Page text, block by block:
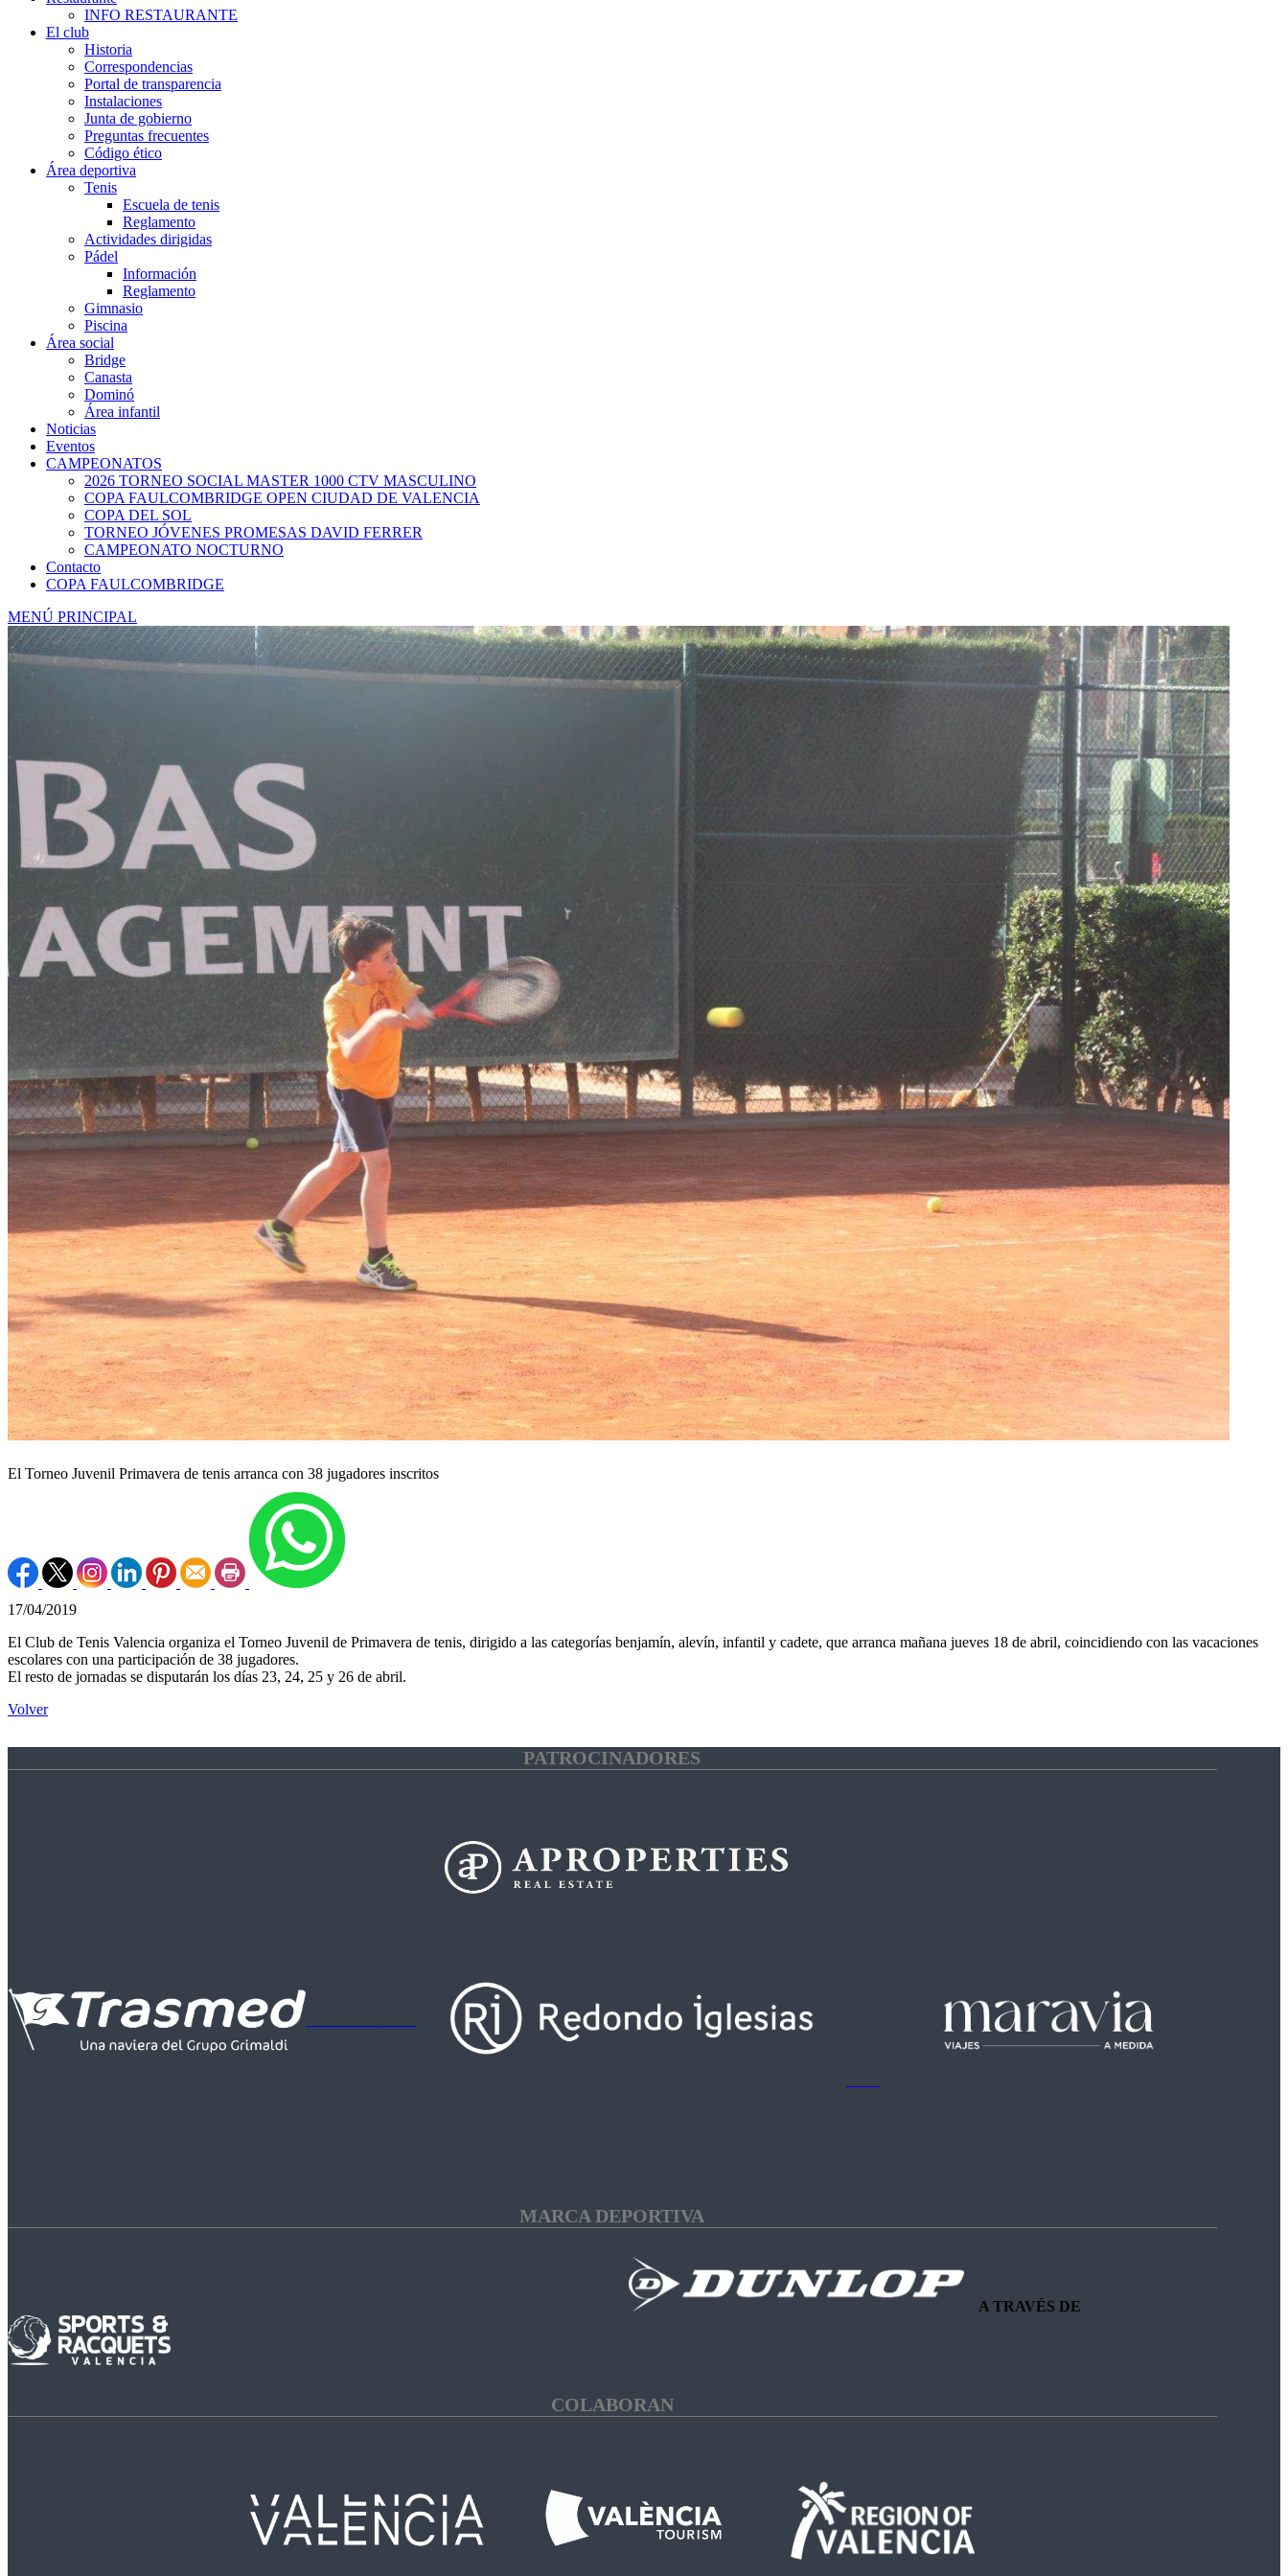
INFO RESTAURANTE
El club
Historia
Correspondencias
Portal de transparencia
Instalaciones
Junta de gobierno
Preguntas frecuentes
Código ético
Área deportiva
Tenis
Escuela de tenis
Reglamento
Actividades dirigidas
Pádel
Información
Reglamento
Gimnasio
Piscina
Área social
Bridge
Canasta
Dominó
Área infantil
Noticias
Eventos
CAMPEONATOS
2026 TORNEO SOCIAL MASTER 1000 CTV MASCULINO
COPA FAULCOMBRIDGE OPEN CIUDAD DE VALENCIA
COPA DEL SOL
TORNEO JÓVENES PROMESAS DAVID FERRER
CAMPEONATO NOCTURNO
Contacto
COPA FAULCOMBRIDGE
MENÚ PRINCIPAL
El Torneo Juvenil Primavera de tenis arranca con 38 jugadores inscritos
17/04/2019
El Club de Tenis Valencia organiza el Torneo Juvenil de Primavera de tenis, dirigido a las categorías benjamín, alevín, infantil y cadete, que arranca mañana jueves 18 de abril, coincidiendo con las vacaciones
escolares con una participación de 38 jugadores.
El resto de jornadas se disputarán los días 23, 24, 25 y 26 de abril.
Volver
PATROCINADORES
MARCA DEPORTIVA
A TRAVÉS DE
COLABORAN